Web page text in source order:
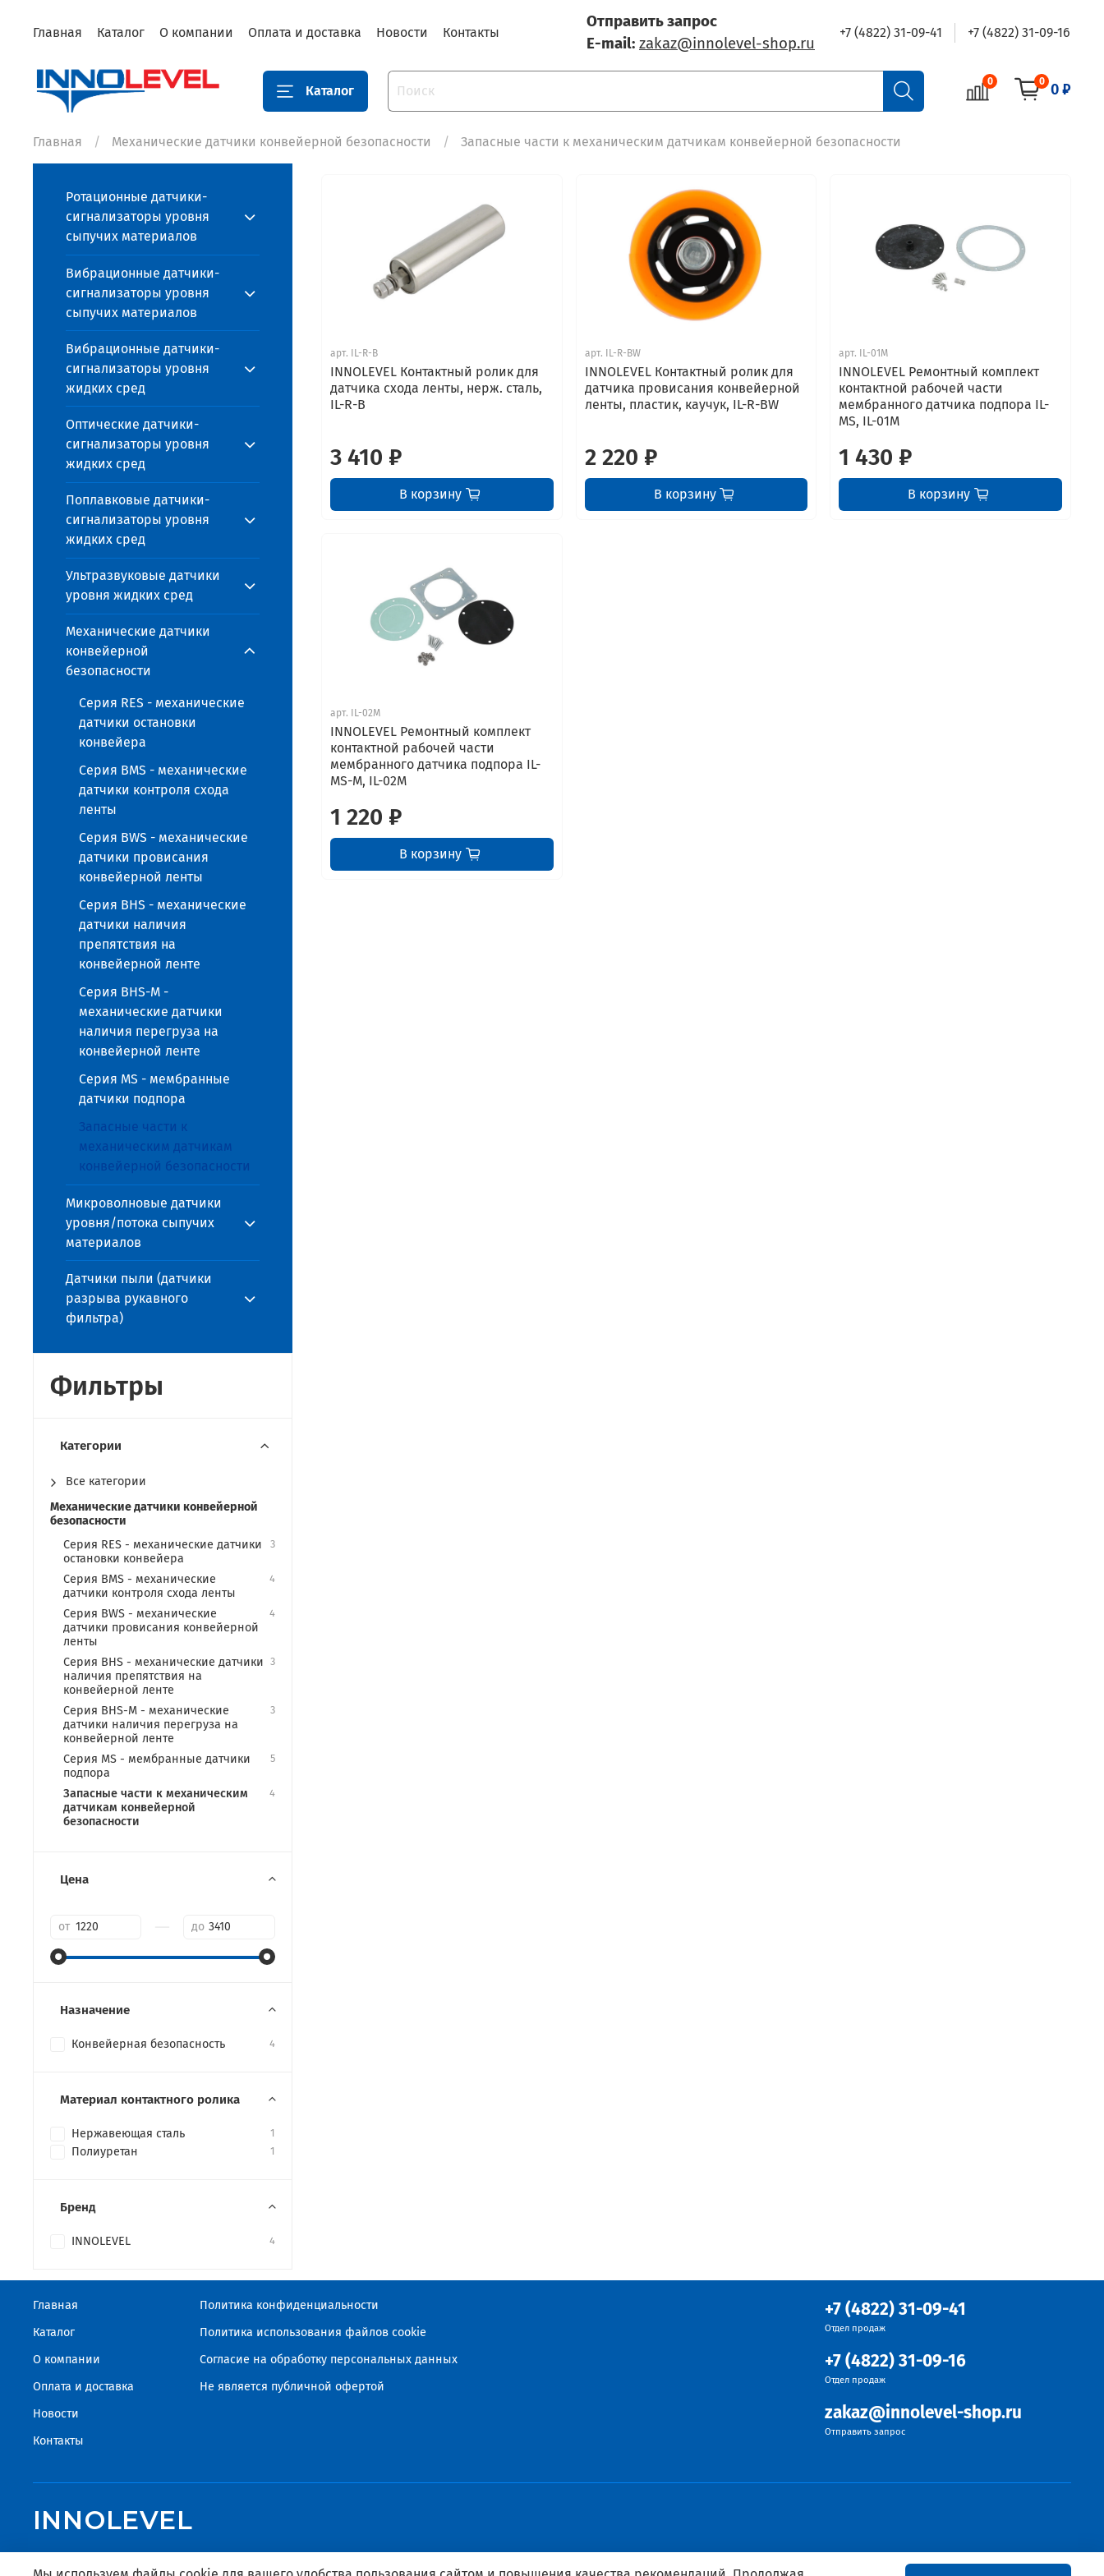
Главная Каталог О компании Оплата и доставка Новости Контакты
Отправить запрос
E-mail: zakaz@innolevel-shop.ru
+7 (4822) 31-09-41 +7 (4822) 31-09-16
Каталог
0 0 0 ₽
Главная Механические датчики конвейерной безопасности Запасные части к механическим датчикам конвейерной безопасности
арт. IL-R-B
INNOLEVEL Контактный ролик для
датчика схода ленты, нерж. сталь,
IL-R-B
3 410 ₽
В корзину
арт. IL-R-BW
INNOLEVEL Контактный ролик для
датчика провисания конвейерной
ленты, пластик, каучук, IL-R-BW
2 220 ₽
В корзину
арт. IL-01M
INNOLEVEL Ремонтный комплект
контактной рабочей части
мембранного датчика подпора IL-
MS, IL-01M
1 430 ₽
В корзину
арт. IL-02M
INNOLEVEL Ремонтный комплект
контактной рабочей части
мембранного датчика подпора IL-
MS-M, IL-02M
1 220 ₽
В корзину
Ротационные датчики-
сигнализаторы уровня
сыпучих материалов
Вибрационные датчики-
сигнализаторы уровня
сыпучих материалов
Вибрационные датчики-
сигнализаторы уровня
жидких сред
Оптические датчики-
сигнализаторы уровня
жидких сред
Поплавковые датчики-
сигнализаторы уровня
жидких сред
Ультразвуковые датчики
уровня жидких сред
Механические датчики
конвейерной
безопасности
Серия RES - механические
датчики остановки
конвейера
Серия BMS - механические
датчики контроля схода
ленты
Серия BWS - механические
датчики провисания
конвейерной ленты
Серия BHS - механические
датчики наличия
препятствия на
конвейерной ленте
Серия BHS-M -
механические датчики
наличия перегруза на
конвейерной ленте
Серия MS - мембранные
датчики подпора
Запасные части к
механическим датчикам
конвейерной безопасности
Микроволновые датчики
уровня/потока сыпучих
материалов
Датчики пыли (датчики
разрыва рукавного
фильтра)
Фильтры
Категории
Все категории
Механические датчики конвейерной
безопасности
Серия RES - механические датчики
остановки конвейера
3
Серия BMS - механические
датчики контроля схода ленты
4
Серия BWS - механические
датчики провисания конвейерной
ленты
4
Серия BHS - механические датчики
наличия препятствия на
конвейерной ленте
3
Серия BHS-M - механические
датчики наличия перегруза на
конвейерной ленте
3
Серия MS - мембранные датчики
подпора
5
Запасные части к механическим
датчикам конвейерной
безопасности
4
Цена
от до
Назначение
Конвейерная безопасность 4
Материал контактного ролика
Нержавеющая сталь 1
Полиуретан 1
Бренд
INNOLEVEL 4
Главная
Каталог
О компании
Оплата и доставка
Новости
Контакты
Политика конфиденциальности
Политика использования файлов cookie
Согласие на обработку персональных данных
Не является публичной офертой
+7 (4822) 31-09-41
Отдел продаж
+7 (4822) 31-09-16
Отдел продаж
zakaz@innolevel-shop.ru
Отправить запрос
INNOLEVEL